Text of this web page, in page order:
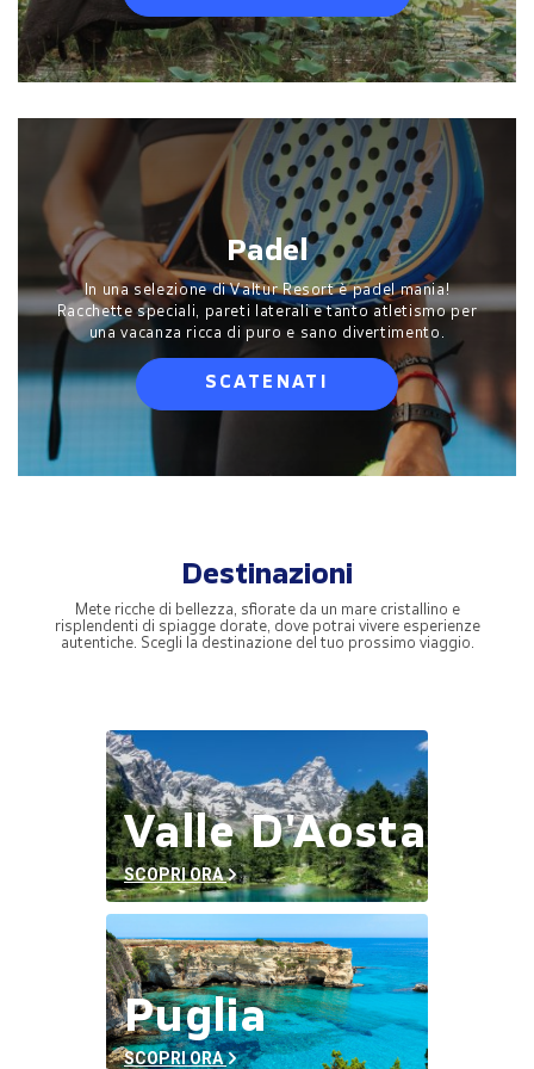
Padel
In una selezione di Valtur Resort è padel mania!
Racchette speciali, pareti laterali e tanto atletismo per
una vacanza ricca di puro e sano divertimento.
SCATENATI
Destinazioni
Mete ricche di bellezza, sfiorate da un mare cristallino e
risplendenti di spiagge dorate, dove potrai vivere esperienze
autentiche. Scegli la destinazione del tuo prossimo viaggio.
Valle D'Aosta
SCOPRI ORA
Puglia
SCOPRI ORA